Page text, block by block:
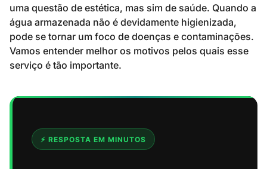
uma questão de estética, mas sim de saúde. Quando a
água armazenada não é devidamente higienizada,
pode se tornar um foco de doenças e contaminações.
Vamos entender melhor os motivos pelos quais esse
serviço é tão importante.
⚡ RESPOSTA EM MINUTOS